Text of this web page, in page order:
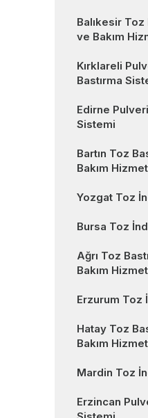
Balıkesir Toz
ve Bakım
Kırklareli
Bastırma
Edirne
Sistemi
Bartın Toz
Bakım
Yozgat Toz
Bursa Toz
Ağrı Toz
Bakım
Erzurum Toz
Hatay Toz
Bakım
Mardin Toz
Erzincan